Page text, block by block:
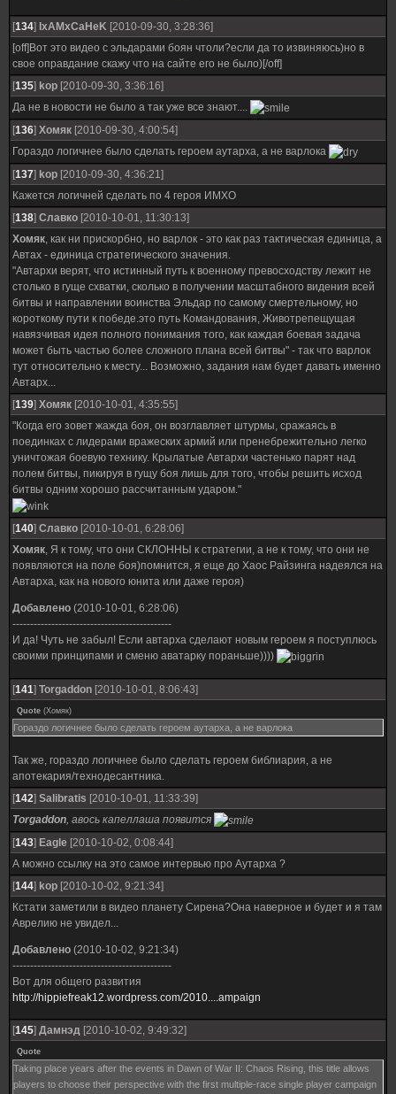
[134] IxAMxCaHeK [2010-09-30, 3:28:36]
[off]Вот это видео с эльдарами боян чтоли?если да то извиняюсь)но в
свое оправдание скажу что на сайте его не было)[/off]
[135] kop [2010-09-30, 3:36:16]
Да не в новости не было а так уже все знают....
[136] Хомяк [2010-09-30, 4:00:54]
Гораздо логичнее было сделать героем аутарха, а не варлока
[137] kop [2010-09-30, 4:36:21]
Кажется логичней сделать по 4 героя ИМХО
[138] Славко [2010-10-01, 11:30:13]
Хомяк, как ни прискорбно, но варлок - это как раз тактическая единица, а
Автах - единица стратегического значения.
"Автархи верят, что истинный путь к военному превосходству лежит не
столько в гуще схватки, сколько в получении масштабного видения всей
битвы и направлении воинства Эльдар по самому смертельному, но
короткому пути к победе.это путь Командования, Животрепещущая
навязчивая идея полного понимания того, как каждая боевая задача
может быть частью более сложного плана всей битвы" - так что варлок
тут относительно к месту... Возможно, задания нам будет давать именно
Автарх...
[139] Хомяк [2010-10-01, 4:35:55]
"Когда его зовет жажда боя, он возглавляет штурмы, сражаясь в
поединках с лидерами вражеских армий или пренебрежительно легко
уничтожая боевую технику. Крылатые Автархи частенько парят над
полем битвы, пикируя в гущу боя лишь для того, чтобы решить исход
битвы одним хорошо рассчитанным ударом."
[140] Славко [2010-10-01, 6:28:06]
Хомяк, Я к тому, что они СКЛОННЫ к стратегии, а не к тому, что они не
появляются на поле боя)помнится, я еще до Хаос Райзинга надеялся на
Автарха, как на нового юнита или даже героя)
Добавлено (2010-10-01, 6:28:06)
---------------------------------------------
И да! Чуть не забыл! Если автарха сделают новым героем я поступлюсь
своими принципами и сменю аватарку пораньше))))
[141] Torgaddon [2010-10-01, 8:06:43]
Quote (Хомяк)
Гораздо логичнее было сделать героем аутарха, а не варлока
Так же, гораздо логичнее было сделать героем библиария, а не
апотекария/технодесантника.
[142] Salibratis [2010-10-01, 11:33:39]
Torgaddon, авось капеллаша появится
[143] Eagle [2010-10-02, 0:08:44]
А можно ссылку на это самое интервью про Аутарха ?
[144] kop [2010-10-02, 9:21:34]
Кстати заметили в видео планету Сирена?Она наверное и будет и я там
Аврелию не увидел...
Добавлено (2010-10-02, 9:21:34)
---------------------------------------------
Вот для общего развития
http://hippiefreak12.wordpress.com/2010....ampaign
[145] Дамнэд [2010-10-02, 9:49:32]
Quote
Taking place years after the events in Dawn of War II: Chaos Rising, this title allows
players to choose their perspective with the first multiple-race single player campaign